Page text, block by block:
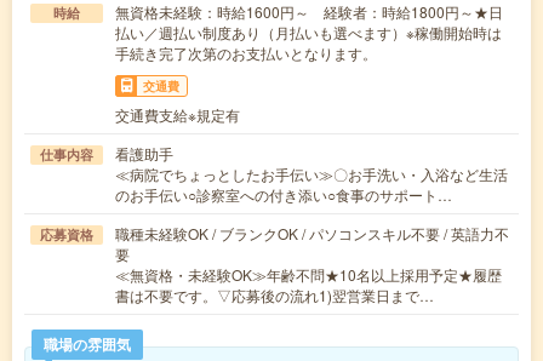
時給
無資格未経験：時給1600円～ 経験者：時給1800円～★日
払い／週払い制度あり（月払いも選べます）※稼働開始時は
手続き完了次第のお支払いとなります。
交通費
交通費支給※規定有
仕事内容
看護助手
≪病院でちょっとしたお手伝い≫〇お手洗い・入浴など生活
のお手伝い○診察室への付き添い○食事のサポート…
応募資格
職種未経験OK / ブランクOK / パソコンスキル不要 / 英語力不
要
≪無資格・未経験OK≫年齢不問★10名以上採用予定★履歴
書は不要です。▽応募後の流れ1)翌営業日まで…
職場の雰囲気